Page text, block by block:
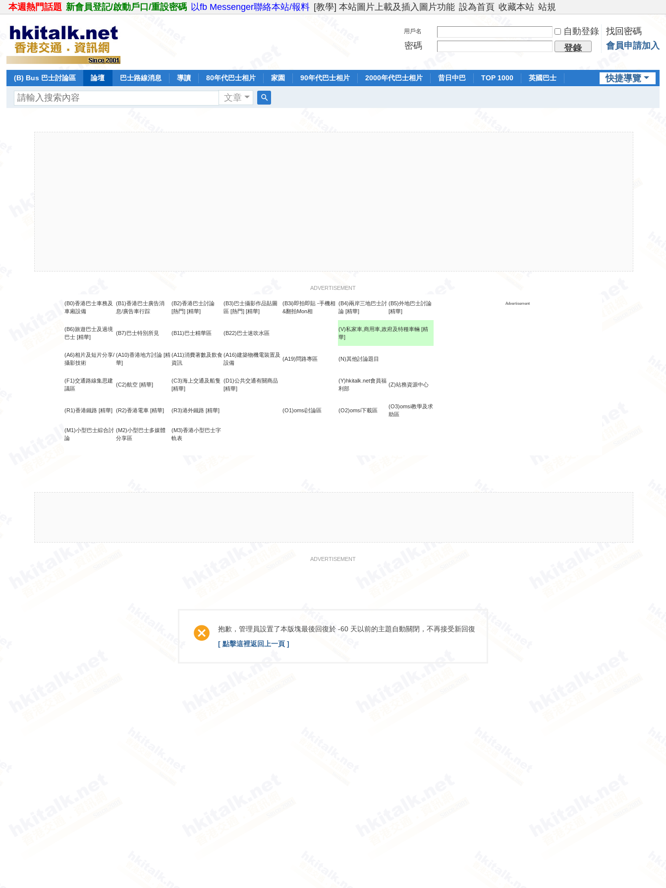
本週熱門話題 新會員登記/啟動戶口/重設密碼 以fb Messenger聯絡本站/報料 [教學] 本站圖片上載及插入圖片功能 設為首頁 收藏本站 站規
用戶名 自動登錄
找回密碼
密碼
登錄 會員申請加入
快捷導覽
(B) Bus 巴士討論區 論壇 巴士路線消息 導讀 80年代巴士相片 家園 90年代巴士相片 2000年代巴士相片 昔日中巴 TOP 1000
英國巴士
文章
ADVERTISEMENT
(B0)香港巴士車務及
車廂設備
(B1)香港巴士廣告消
息/廣告車行踪
(B2)香港巴士討論
[熱門] [精華]
(B3)巴士攝影作品貼圖
區 [熱門] [精華]
(B3i)即拍即貼 -手機相
&翻拍Mon相
(B4)兩岸三地巴士討
論 [精華]
(B5)外地巴士討論
[精華]
Advertisement
(B6)旅遊巴士及過境
巴士 [精華]
(B7)巴士特別所見 (B11)巴士精華區 (B22)巴士迷吹水區
(V)私家車,商用車,政府及特種車輛 [精
華]
(A6)相片及短片分享/
攝影技術
(A10)香港地方討論 [精
華]
(A11)消費著數及飲食
資訊
(A16)建築物機電裝置及
設備
(A19)問路專區 (N)其他討論題目
(F1)交通路線集思建
議區
(C2)航空 [精華]
(C3)海上交通及船隻
[精華]
(D1)公共交通有關商品
[精華]
(Y)hkitalk.net會員福
利部
(Z)站務資源中心
(R1)香港鐵路 [精華] (R2)香港電車 [精華] (R3)港外鐵路 [精華] (O1)omsi討論區 (O2)omsi下載區
(O3)omsi教學及求
助區
(M1)小型巴士綜合討
論
(M2)小型巴士多媒體
分享區
(M3)香港小型巴士字
軌表
ADVERTISEMENT
抱歉，管理員設置了本版塊最後回復於 -60 天以前的主題自動關閉，不再接受新回復
[ 點擊這裡返回上一頁 ]